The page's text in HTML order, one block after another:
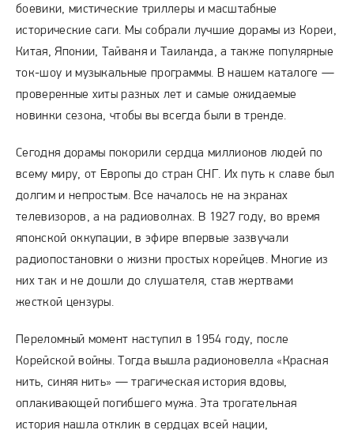
боевики, мистические триллеры и масштабные
исторические саги. Мы собрали лучшие дорамы из Кореи,
Китая, Японии, Тайваня и Таиланда, а также популярные
ток-шоу и музыкальные программы. В нашем каталоге —
проверенные хиты разных лет и самые ожидаемые
новинки сезона, чтобы вы всегда были в тренде.
Сегодня дорамы покорили сердца миллионов людей по
всему миру, от Европы до стран СНГ. Их путь к славе был
долгим и непростым. Все началось не на экранах
телевизоров, а на радиоволнах. В 1927 году, во время
японской оккупации, в эфире впервые зазвучали
радиопостановки о жизни простых корейцев. Многие из
них так и не дошли до слушателя, став жертвами
жесткой цензуры.
Переломный момент наступил в 1954 году, после
Корейской войны. Тогда вышла радионовелла «Красная
нить, синяя нить» — трагическая история вдовы,
оплакивающей погибшего мужа. Эта трогательная
история нашла отклик в сердцах всей нации,